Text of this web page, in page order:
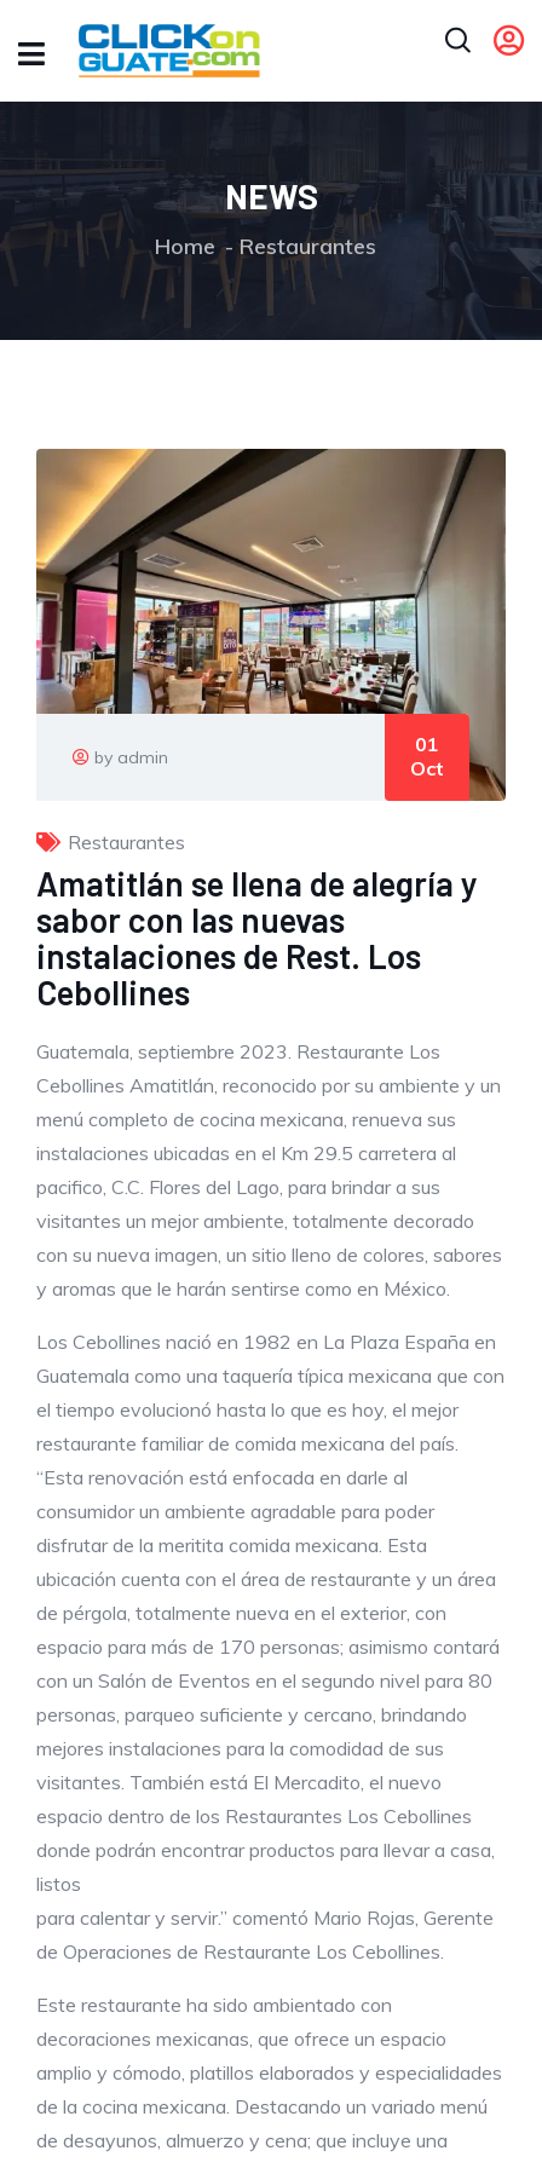
NEWS
Home Restaurantes
by admin
01
Oct
Restaurantes
Amatitlán se llena de alegría y
sabor con las nuevas
instalaciones de Rest. Los
Cebollines
Guatemala, septiembre 2023. Restaurante Los
Cebollines Amatitlán, reconocido por su ambiente y un
menú completo de cocina mexicana, renueva sus
instalaciones ubicadas en el Km 29.5 carretera al
pacifico, C.C. Flores del Lago, para brindar a sus
visitantes un mejor ambiente, totalmente decorado
con su nueva imagen, un sitio lleno de colores, sabores
y aromas que le harán sentirse como en México.
Los Cebollines nació en 1982 en La Plaza España en
Guatemala como una taquería típica mexicana que con
el tiempo evolucionó hasta lo que es hoy, el mejor
restaurante familiar de comida mexicana del país.
“Esta renovación está enfocada en darle al
consumidor un ambiente agradable para poder
disfrutar de la meritita comida mexicana. Esta
ubicación cuenta con el área de restaurante y un área
de pérgola, totalmente nueva en el exterior, con
espacio para más de 170 personas; asimismo contará
con un Salón de Eventos en el segundo nivel para 80
personas, parqueo suficiente y cercano, brindando
mejores instalaciones para la comodidad de sus
visitantes. También está El Mercadito, el nuevo
espacio dentro de los Restaurantes Los Cebollines
donde podrán encontrar productos para llevar a casa,
listos
para calentar y servir.” comentó Mario Rojas, Gerente
de Operaciones de Restaurante Los Cebollines.
Este restaurante ha sido ambientado con
decoraciones mexicanas, que ofrece un espacio
amplio y cómodo, platillos elaborados y especialidades
de la cocina mexicana. Destacando un variado menú
de desayunos, almuerzo y cena; que incluye una